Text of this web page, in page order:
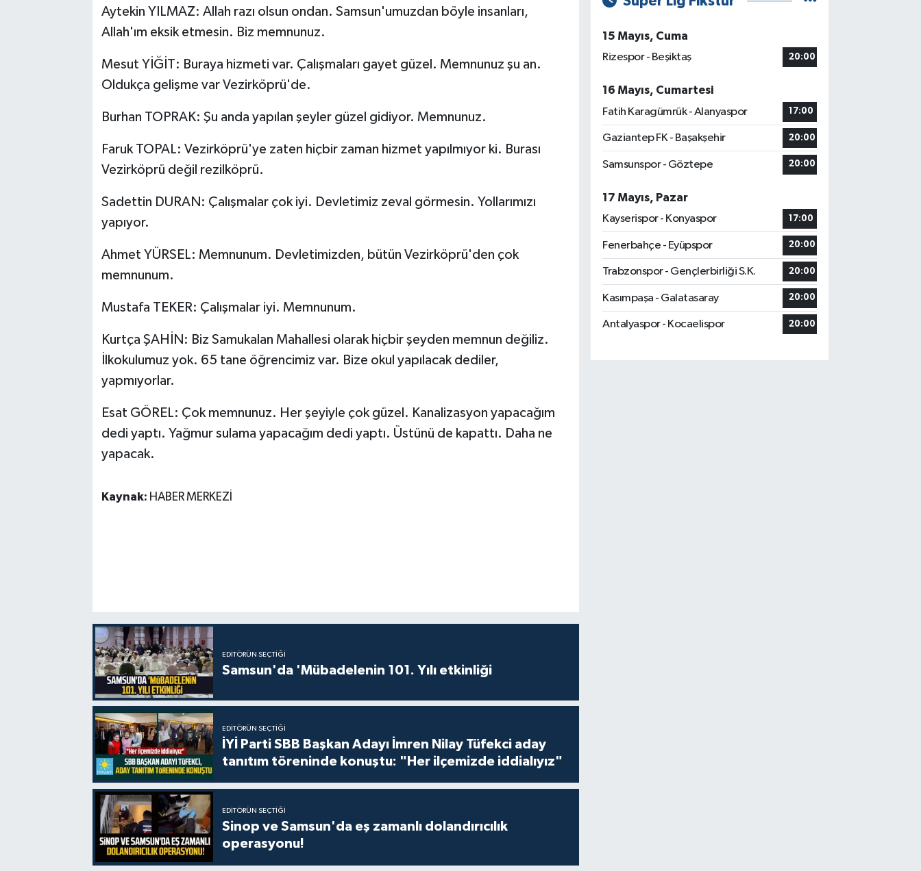
Aytekin YILMAZ: Allah razı olsun ondan. Samsun'umuzdan böyle insanları,
Allah'ım eksik etmesin. Biz memnunuz.
Mesut YİĞİT: Buraya hizmeti var. Çalışmaları gayet güzel. Memnunuz şu an.
Oldukça gelişme var Vezirköprü'de.
Burhan TOPRAK: Şu anda yapılan şeyler güzel gidiyor. Memnunuz.
Faruk TOPAL: Vezirköprü'ye zaten hiçbir zaman hizmet yapılmıyor ki. Burası
Vezirköprü değil rezilköprü.
Sadettin DURAN: Çalışmalar çok iyi. Devletimiz zeval görmesin. Yollarımızı
yapıyor.
Ahmet YÜRSEL: Memnunum. Devletimizden, bütün Vezirköprü'den çok
memnunum.
Mustafa TEKER: Çalışmalar iyi. Memnunum.
Kurtça ŞAHİN: Biz Samukalan Mahallesi olarak hiçbir şeyden memnun değiliz.
İlkokulumuz yok. 65 tane öğrencimiz var. Bize okul yapılacak dediler,
yapmıyorlar.
Esat GÖREL: Çok memnunuz. Her şeyiyle çok güzel. Kanalizasyon yapacağım
dedi yaptı. Yağmur sulama yapacağım dedi yaptı. Üstünü de kapattı. Daha ne
yapacak.
Kaynak: HABER MERKEZİ
EDITÖRÜN SEÇTIĞI
Samsun'da 'Mübadelenin 101. Yılı etkinliği
EDITÖRÜN SEÇTIĞI
İYİ Parti SBB Başkan Adayı İmren Nilay Tüfekci aday
tanıtım töreninde konuştu: "Her ilçemizde iddialıyız"
EDITÖRÜN SEÇTIĞI
Sinop ve Samsun'da eş zamanlı dolandırıcılık
operasyonu!
15 Mayıs, Cuma
Rizespor - Beşiktaş
20:00
16 Mayıs, Cumartesi
Fatih Karagümrük - Alanyaspor
17:00
Gaziantep FK - Başakşehir 20:00
Samsunspor - Göztepe 20:00
17 Mayıs, Pazar
Kayserispor - Konyaspor
17:00
Fenerbahçe - Eyüpspor 20:00
Trabzonspor - Gençlerbirliği S.K. 20:00
Kasımpaşa - Galatasaray 20:00
Antalyaspor - Kocaelispor 20:00